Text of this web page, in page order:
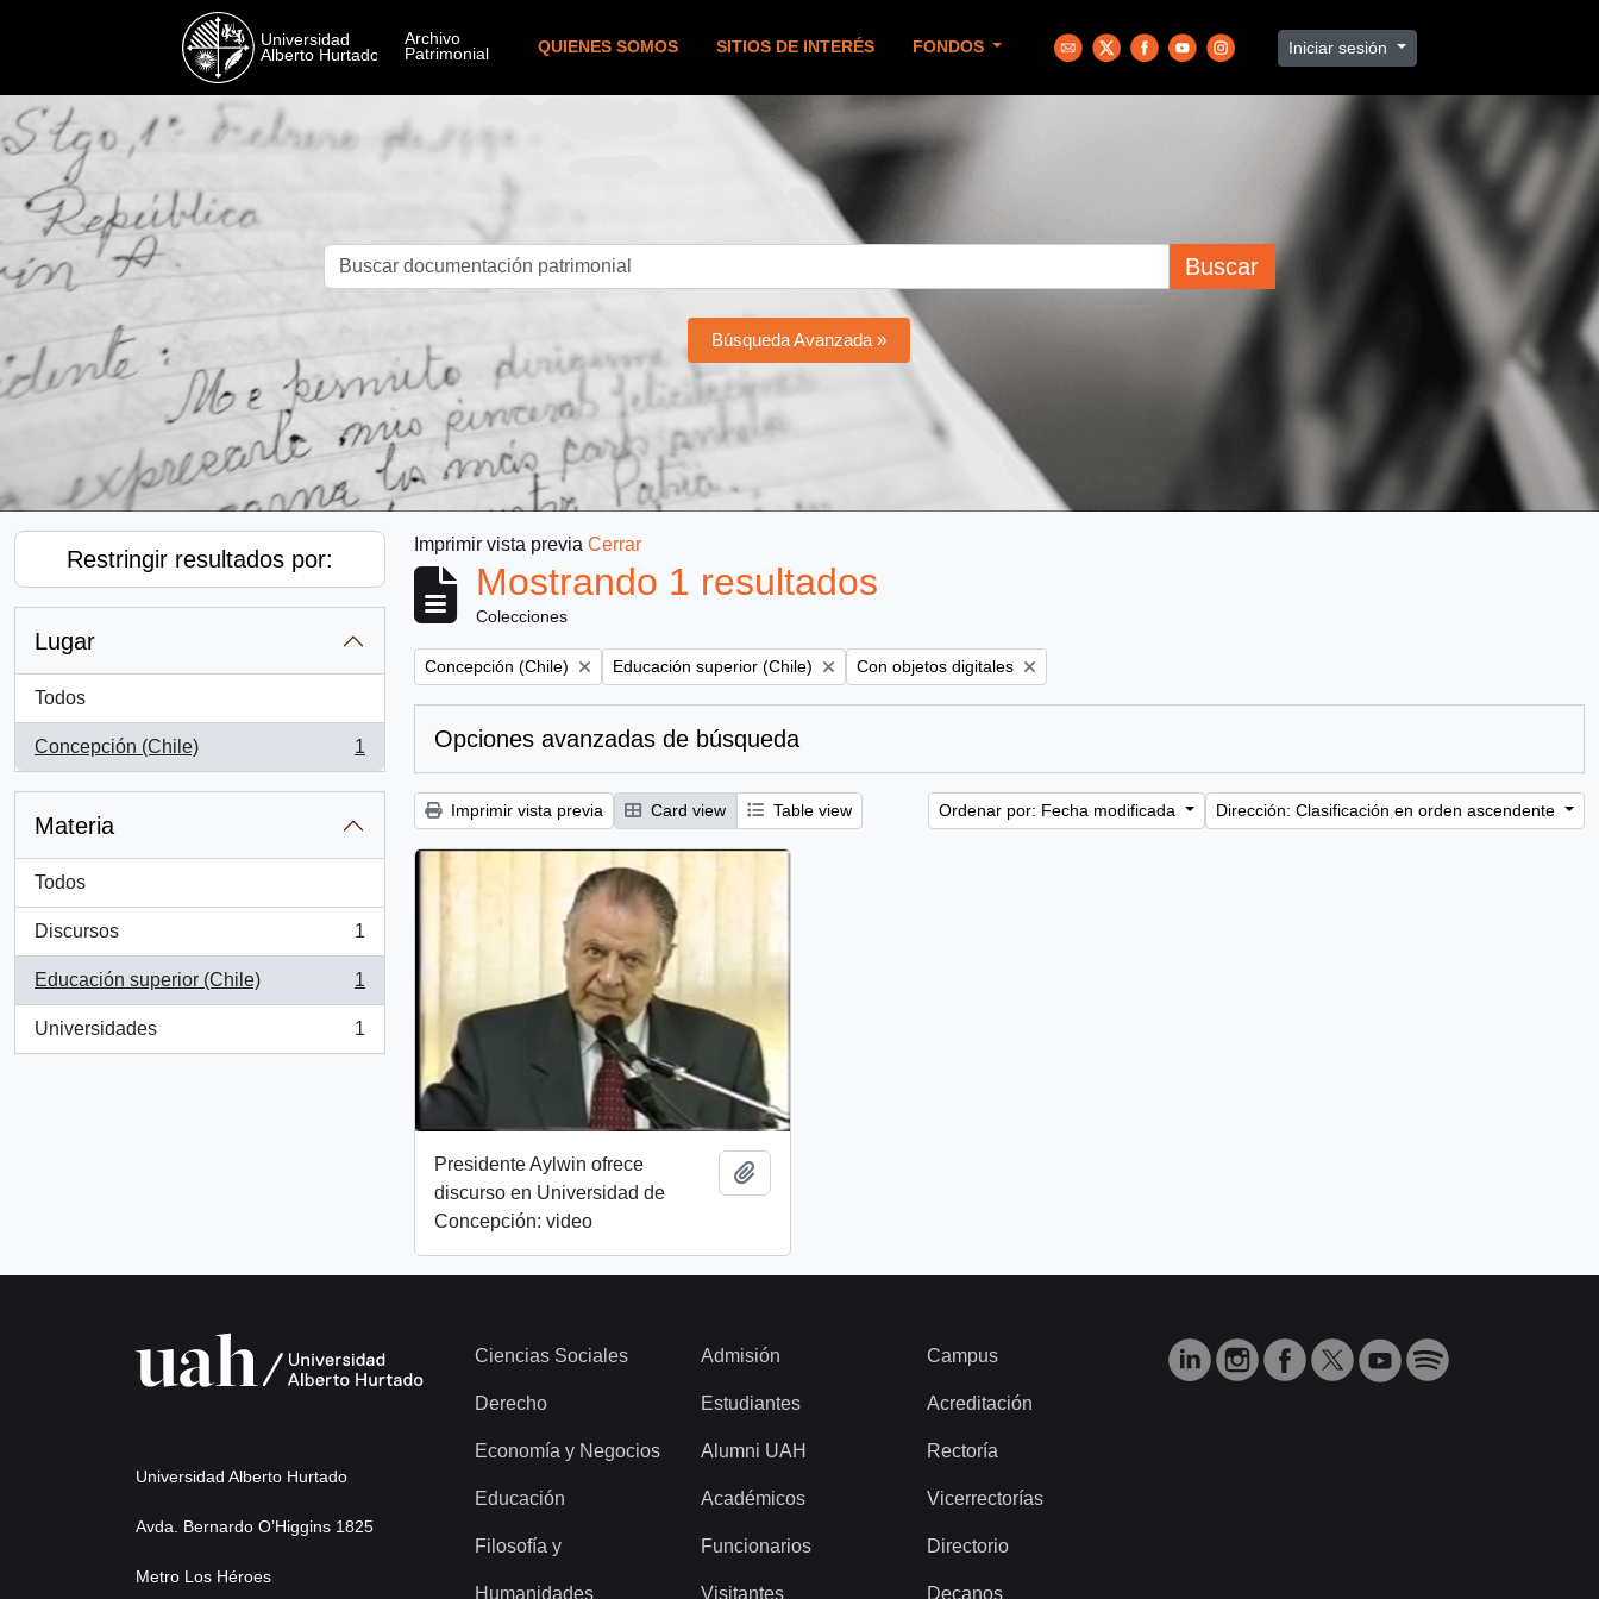
QUIENES SOMOS SITIOS DE INTERÉS FONDOS Iniciar sesión
Buscar
Búsqueda Avanzada »
Restringir resultados por:
Lugar
Todos
Concepción (Chile)
, 1 resultados
1
Materia
Todos
Discursos
, 1 resultados
1
Educación superior (Chile)
, 1 resultados
1
Universidades
, 1 resultados
1
Imprimir vista previa Cerrar
Mostrando 1 resultados
Colecciones
Remove filter:
Concepción (Chile) Remove filter:
Educación superior (Chile) Remove filter:
Con objetos digitales
Opciones avanzadas de búsqueda
Imprimir vista previa Card view Table view Ordenar por: Fecha modificada Dirección: Clasificación en orden ascendente
Presidente Aylwin ofrece
discurso en Universidad de
Concepción: video
Universidad Alberto Hurtado
Avda. Bernardo O’Higgins 1825
Metro Los Héroes
Ciencias Sociales
Derecho
Economía y Negocios
Educación
Filosofía y
Humanidades
Admisión
Estudiantes
Alumni UAH
Académicos
Funcionarios
Visitantes
Campus
Acreditación
Rectoría
Vicerrectorías
Directorio
Decanos